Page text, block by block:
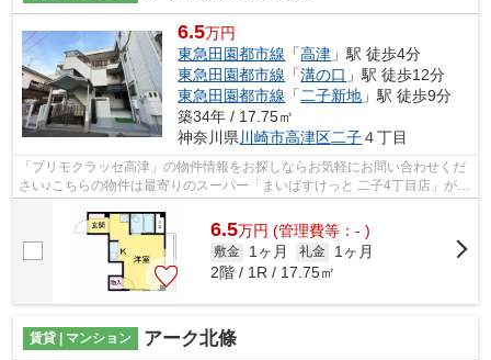
6.5万円
東急田園都市線 「高津 」駅 徒歩4分
東急田園都市線 「溝の口 」駅 徒歩12分
東急田園都市線 「二子新地 」駅 徒歩9分
築34年 / 17.75㎡
神奈川県 川崎市高津区二子４丁目
「プリモクラッセ高津」の物件情報をお探しならお気軽にお問い合わせくだ
さい♪こちらの物件は最寄りのスーパー「まいばすけっと 二子4丁目店」が
212m以内にあります♪初期費用のカード...
6.5万円 (管理費等：- )
敷金 1ヶ月 礼金
1ヶ月
2階 / 1R / 17.75㎡
賃貸 | マンション アーク北條